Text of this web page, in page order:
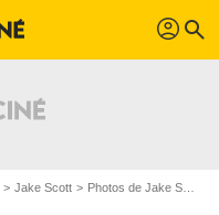
profil search
Jake Scott Photos de Jake Scott